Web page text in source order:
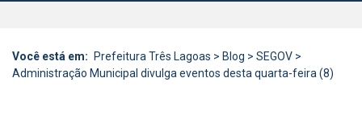
Você está em: Prefeitura Três Lagoas > Blog > SEGOV >
Administração Municipal divulga eventos desta quarta-feira (8)